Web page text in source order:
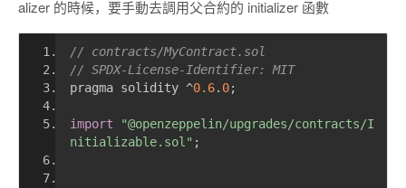
alizer 的時候，要手動去調用父合約的 initializer 函數
// contracts/MyContract.sol
// SPDX-License-Identifier: MIT
pragma solidity ^0.6. 0;
import
"@openzeppelin/upgrades/contracts/I
nitializable.sol" ;